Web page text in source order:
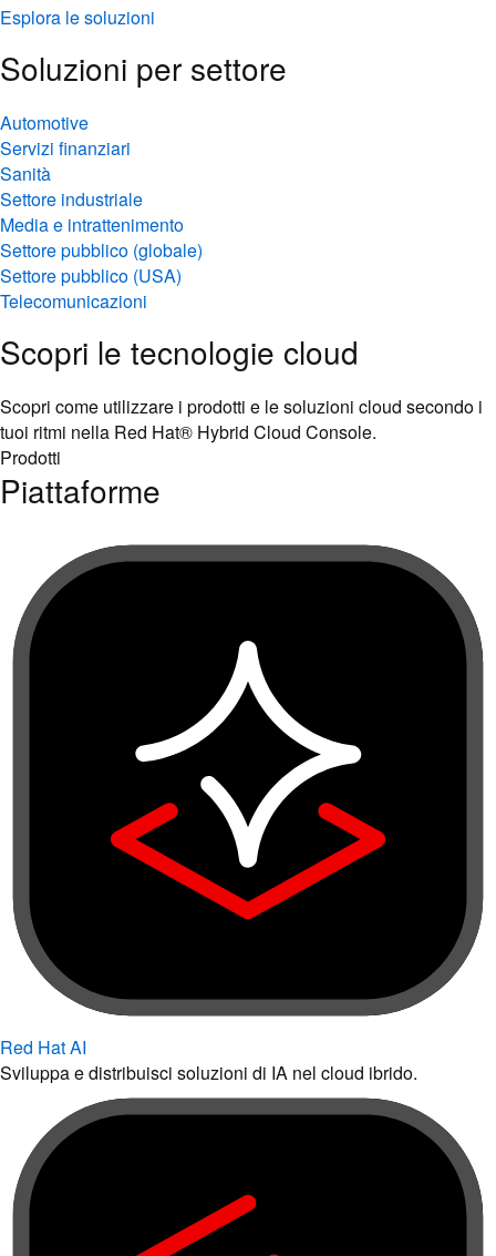
Esplora le soluzioni
Soluzioni per settore
Automotive
Servizi finanziari
Sanità
Settore industriale
Media e intrattenimento
Settore pubblico (globale)
Settore pubblico (USA)
Telecomunicazioni
Scopri le tecnologie cloud
Scopri come utilizzare i prodotti e le soluzioni cloud secondo i
tuoi ritmi nella Red Hat® Hybrid Cloud Console.
Prodotti
Piattaforme
Red Hat AI
Sviluppa e distribuisci soluzioni di IA nel cloud ibrido.